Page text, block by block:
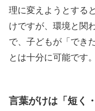
理に変えようとする
けですが、環境と関
で、子どもが「でき
とは十分に可能です。
言葉がけは「短く